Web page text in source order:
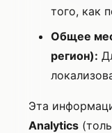
того, как
Общее
регион):
Эта
Analytics